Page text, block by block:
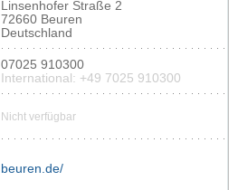
Linsenhofer Straße 2
72660 Beuren
Deutschland
07025 910300
International: +49 7025 910300
Nicht verfügbar
beuren.de/